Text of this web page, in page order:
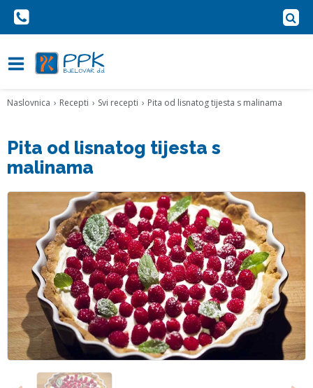
Naslovnica Recepti Svi recepti Pita od lisnatog tijesta s malinama
Pita od lisnatog tijesta s
malinama